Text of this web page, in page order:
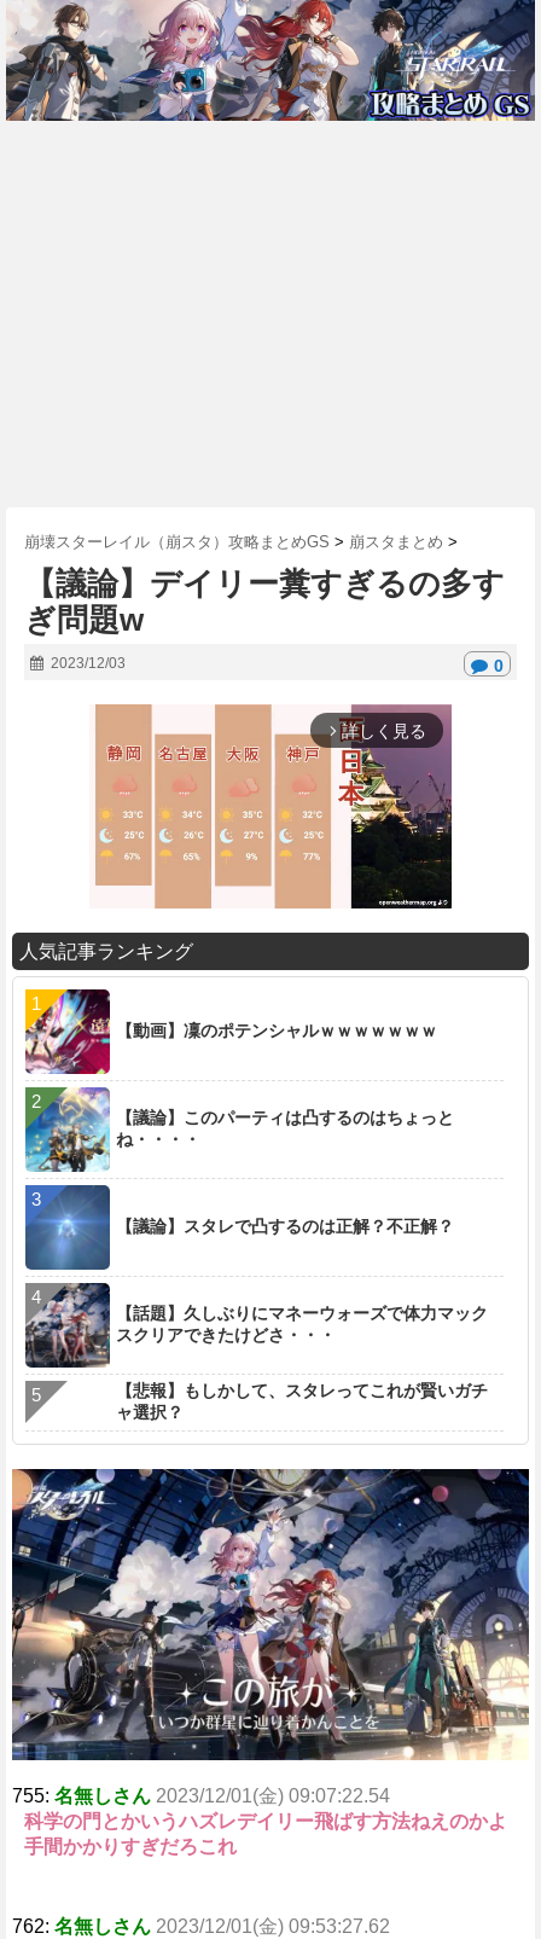
崩壊スターレイル（崩スタ）攻略まとめGS > 崩スタまとめ >
【議論】デイリー糞すぎるの多す
ぎ問題w
2023/12/03 0
arrow_forward_ios 詳しく見る
M
人気記事ランキング
【動画】凜のポテンシャルｗｗｗｗｗｗｗ
【議論】このパーティは凸するのはちょっと
ね・・・・
【議論】スタレで凸するのは正解？不正解？
【話題】久しぶりにマネーウォーズで体力マック
スクリアできたけどさ・・・
【悲報】もしかして、スタレってこれが賢いガチ
ャ選択？
755: 名無しさん 2023/12/01(金) 09:07:22.54
科学の門とかいうハズレデイリー飛ばす方法ねえのかよ
手間かかりすぎだろこれ
762: 名無しさん 2023/12/01(金) 09:53:27.62